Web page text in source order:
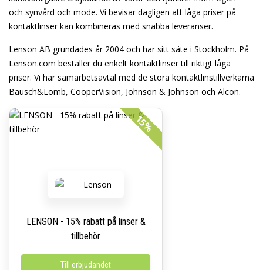
och synvård och mode. Vi bevisar dagligen att låga priser på
kontaktlinser kan kombineras med snabba leveranser.
Lenson AB grundades år 2004 och har sitt säte i Stockholm. På
Lenson.com beställer du enkelt kontaktlinser till riktigt låga
priser. Vi har samarbetsavtal med de stora kontaktlinstillverkarna
Bausch&Lomb, CooperVision, Johnson & Johnson och Alcon.
15%
LENSON - 15% rabatt på linser &
tillbehör
Till erbjudandet